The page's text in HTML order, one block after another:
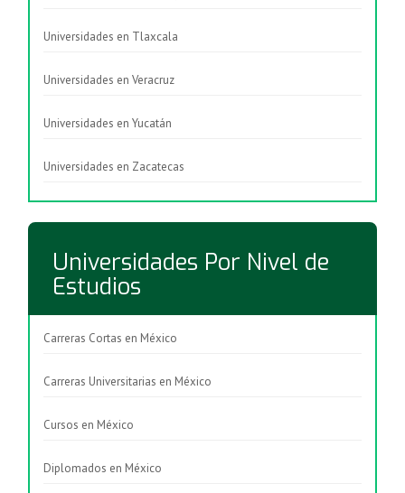
Universidades en Tlaxcala
Universidades en Veracruz
Universidades en Yucatán
Universidades en Zacatecas
Universidades Por Nivel de
Estudios
Carreras Cortas en México
Carreras Universitarias en México
Cursos en México
Diplomados en México